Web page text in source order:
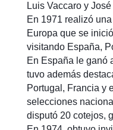
Luis Vaccaro y
En 1971 realizó
Europa que se
visitando España,
En España le ganó
tuvo además
Portugal, Francia y
selecciones
disputó 20 cotejos,